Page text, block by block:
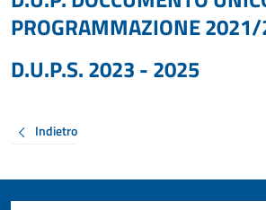
PROGRAMMAZIONE
D.U.P.S. 2023 - 2025
Indietro